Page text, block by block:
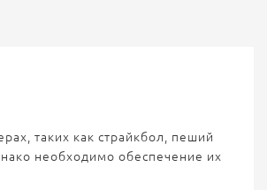
таких как страйкбол, пеший
необходимо обеспечение их